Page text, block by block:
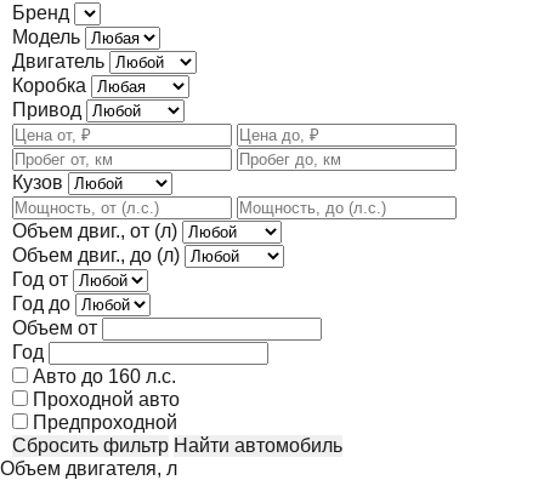
Бренд
Модель
Двигатель
Коробка
Привод
Кузов
Объем двиг., от (л)
Объем двиг., до (л)
Год от
Год до
Объем от
Год
Авто до 160 л.с.
Проходной авто
Предпроходной
Сбросить фильтр
Найти автомобиль
Объем двигателя, л